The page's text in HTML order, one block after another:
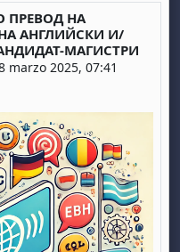
ПРЕВОД НА
АНГЛИЙСКИ И/
МАГИСТРИ
marzo 2025, 07:41